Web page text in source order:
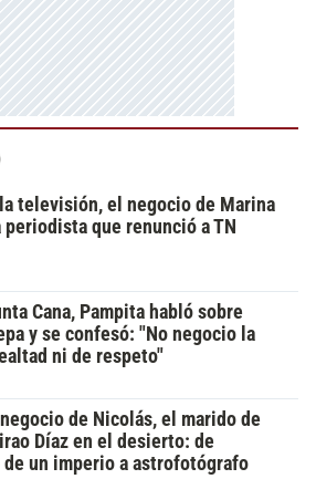
televisión, el negocio de Marina
periodista que renunció a TN
Cana, Pampita habló sobre
y se confesó: "No negocio la
ni de respeto"
de Nicolás, el marido de
Díaz en el desierto: de
de un imperio a astrofotógrafo